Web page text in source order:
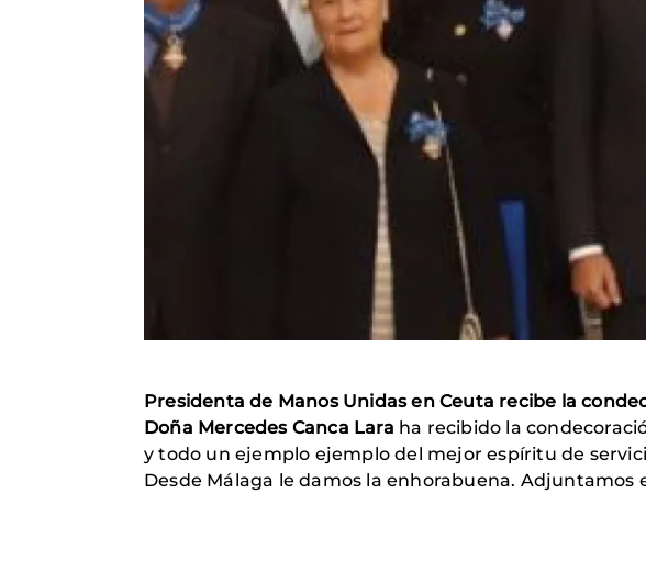
Presidenta de Manos Unidas en Ceuta recibe la
Doña Mercedes Canca Lara ha recibido la
y todo un ejemplo ejemplo del mejor espíritu de
Desde Málaga le damos la enhorabuena. Adjuntamos